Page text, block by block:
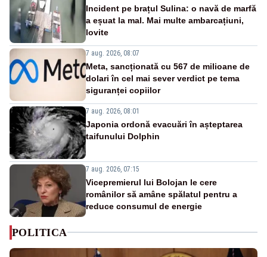
Incident pe brațul Sulina: o navă de marfă
a eșuat la mal. Mai multe ambarcațiuni,
lovite
7 aug. 2026, 08:07
Meta, sancționată cu 567 de milioane de
dolari în cel mai sever verdict pe tema
siguranței copiilor
7 aug. 2026, 08:01
Japonia ordonă evacuări în așteptarea
taifunului Dolphin
7 aug. 2026, 07:15
Vicepremierul lui Bolojan le cere
românilor să amâne spălatul pentru a
reduce consumul de energie
POLITICA